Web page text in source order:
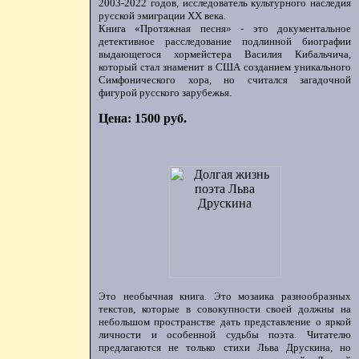
2003-2022 годов, исследователь культурного наследия
русской эмиграции ХХ века.
Книга «Протяжная песня» - это документальное
детективное расследование подлинной биографии
выдающегося хормейстера Василия Кибальчича,
который стал знаменит в США созданием уникального
Симфонического хора, но считался загадочной
фигурой русского зарубежья.
Цена: 1500 руб.
Это необычная книга. Это мозаика разнообразных
текстов, которые в совокупности своей должны на
небольшом пространстве дать представление о яркой
личности и особенной судьбы поэта. Читателю
предлагаются не только стихи Льва Друскина, но